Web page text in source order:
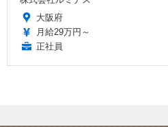
大阪府
月給29万円～
正社員